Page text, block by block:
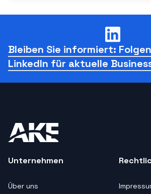
Bleiben Sie informiert:
LinkedIn für aktuelle
Unternehmen
Über uns